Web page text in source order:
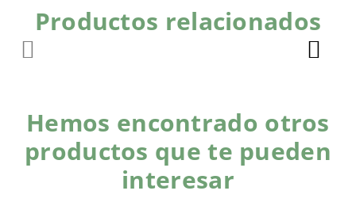
Productos relacionados
Hemos encontrado otros
productos que te pueden
interesar